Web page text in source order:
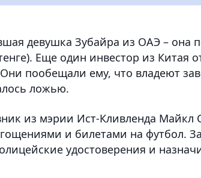
девушка Зубайра из ОАЭ – она
Еще один инвестор из Китая
пообещали ему, что владеют
ложью.
из мэрии Ист-Кливленда Майкл
и билетами на футбол.
удостоверения и